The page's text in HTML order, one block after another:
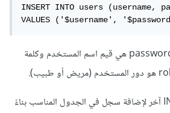
INSERT INTO users (username,
VALUES ('$username',
حيث $username و $password هي قيم اسم المستخدم وكلمة
قم بتنفيذ استعلام INSERT آخر لإضافة سجل في الجدول المناسب بناءً